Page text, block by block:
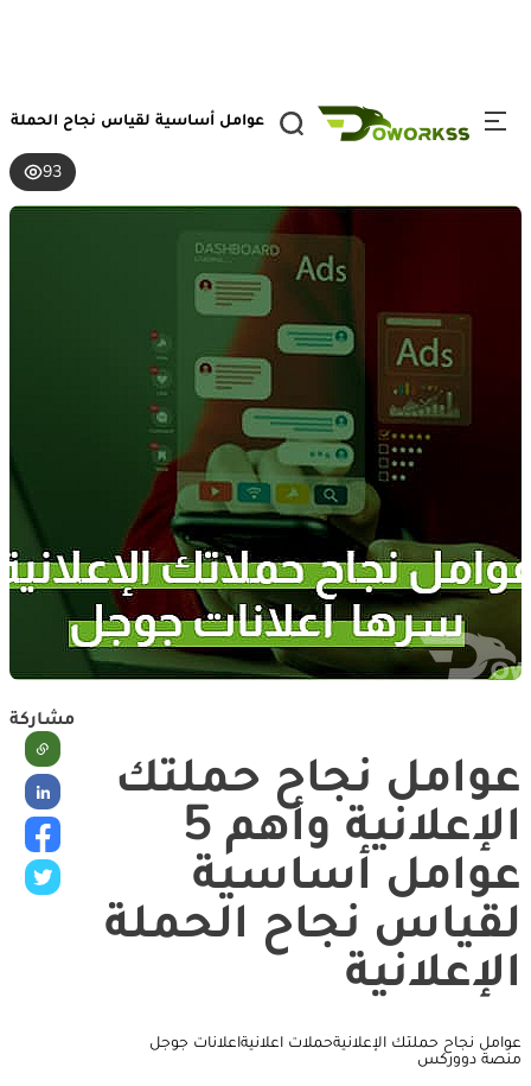
عوامل نجاح حملتك الإعلانية وأهم 5 عوامل أساسية لقياس نجاح الحملة
الإعلانية
93
عوامل نجاح حملتك
الإعلانية وأهم 5
عوامل أساسية
لقياس نجاح الحملة
الإعلانية
عوامل نجاح حملتك الإعلانيةحملات اعلانيةاعلانات جوجل
منصة دووركس
مشاركة